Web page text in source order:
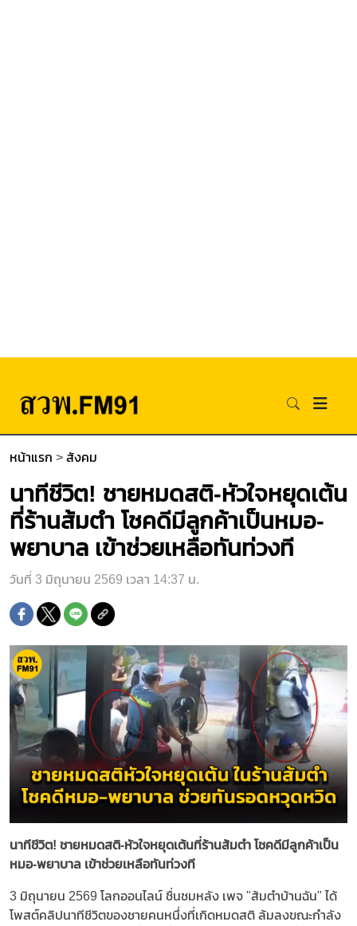
หน้าแรก > สังคม
นาทีชีวิต! ชายหมดสติ-หัวใจหยุดเต้น
ที่ร้านส้มตำ โชคดีมีลูกค้าเป็นหมอ-
พยาบาล เข้าช่วยเหลือทันท่วงที
วันที่ 3 มิถุนายน 2569 เวลา 14:37 น.
นาทีชีวิต! ชายหมดสติ-หัวใจหยุดเต้นที่ร้านส้มตำ โชคดีมีลูกค้าเป็น
หมอ-พยาบาล เข้าช่วยเหลือทันท่วงที
3 มิถุนายน 2569 โลกออนไลน์ ชื่นชมหลัง เพจ "ส้มตำบ้านฉัน" ได้
โพสต์คลิปนาทีชีวิตของชายคนหนึ่งที่เกิดหมดสติ ล้มลงขณะกำลัง